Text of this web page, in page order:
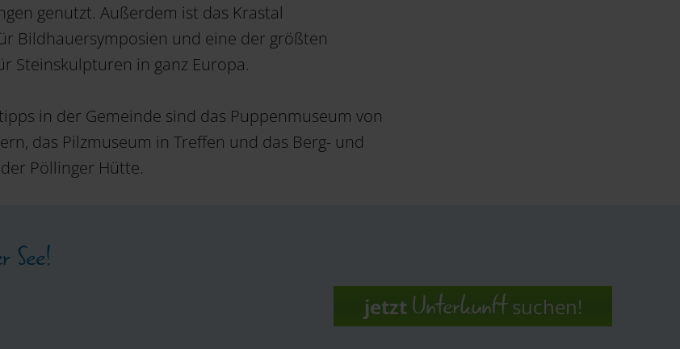
genutzt. Außerdem ist das Krastal
Bildhauersymposien und eine der größten
Steinskulpturen in ganz Europa.
in der Gemeinde sind das Puppenmuseum von
das Pilzmuseum in Treffen und das Berg- und
Pöllinger Hütte.
See!
jetzt Unterkunftsuchen!